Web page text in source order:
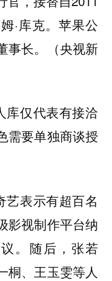
·库克。苹果公
事长。（央视新
库仅代表有接洽
需要单独商谈授
艺表示有超百名
影视制作平台纳
。随后，张若
桐、王玉雯等人